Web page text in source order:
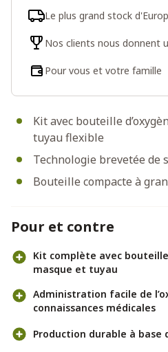
Kit avec bouteille
tuyau flexible
Technologie brevetée de
Bouteille compacte à
Le plus grand stock
Nos clients nous donnent
Pour vous et votre famille
Pour et contre
Kit complète avec
masque et tuyau
Administration facile de
connaissances médicales
Production durable à base